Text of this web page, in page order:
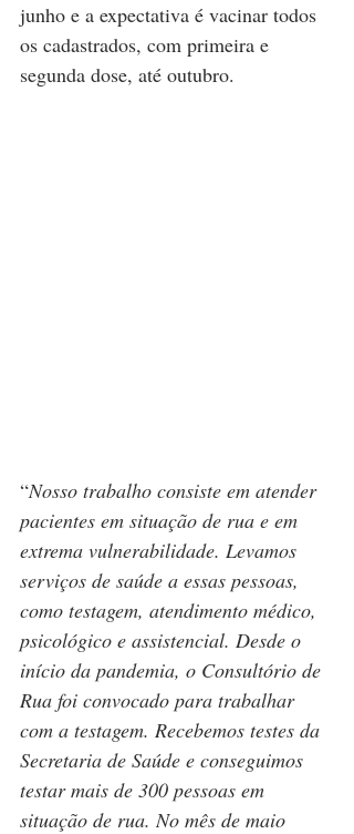
junho e a expectativa é vacinar todos
os cadastrados, com primeira e
segunda dose, até outubro.
“Nosso trabalho consiste em atender
pacientes em situação de rua e em
extrema vulnerabilidade. Levamos
serviços de saúde a essas pessoas,
como testagem, atendimento médico,
psicológico e assistencial. Desde o
início da pandemia, o Consultório de
Rua foi convocado para trabalhar
com a testagem. Recebemos testes da
Secretaria de Saúde e conseguimos
testar mais de 300 pessoas em
situação de rua. No mês de maio